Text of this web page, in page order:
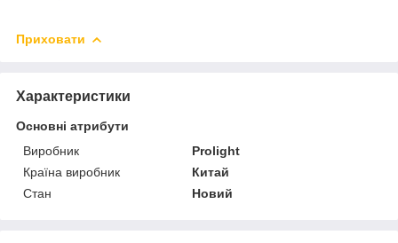
Приховати
Характеристики
Основні атрибути
Виробник
Prolight
Країна виробник
Китай
Стан
Новий